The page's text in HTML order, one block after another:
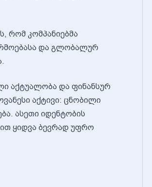
რომ კომპანიებმა
და გლობალურ
აქტუალობა და ფინანსურ
აქტივი: ცნობილი
ასეთი იდენტობის
ყიდვა ბევრად უფრო